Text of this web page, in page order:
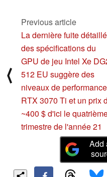
⟨
Previous article
La dernière fuite
des spécifications du
GPU de jeu Intel Xe
512 EU suggère des
niveaux de performance
RTX 3070 Ti et un prix
~400 $ d'ici le
trimestre de l'année 21
Add